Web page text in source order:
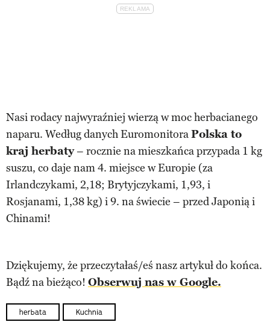
Nasi rodacy najwyraźniej wierzą w moc herbacianego
naparu. Według danych EuromonitoraPolska to
kraj herbaty– rocznie na mieszkańca przypada 1 kg
suszu, co daje nam 4. miejsce w Europie (za
Irlandczykami, 2,18; Brytyjczykami, 1,93, i
Rosjanami, 1,38 kg) i 9. na świecie – przed Japonią i
Chinami!
Dziękujemy, że przeczytałaś/eś nasz artykuł do końca.
Bądź na bieżąco! Obserwuj nas w Google.
herbata Kuchnia